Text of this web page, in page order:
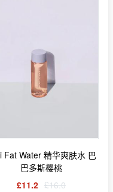
Fat Water 精华爽肤水 巴
巴多斯樱桃
£11.2 £16.0